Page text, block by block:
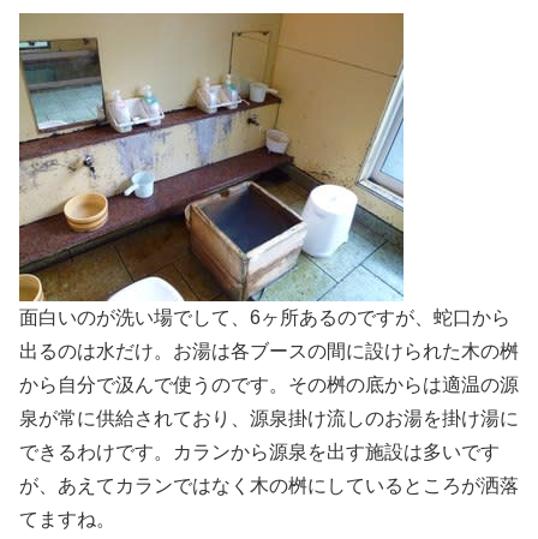
面白いのが洗い場でして、6ヶ所あるのですが、蛇口から
出るのは水だけ。お湯は各ブースの間に設けられた木の桝
から自分で汲んで使うのです。その桝の底からは適温の源
泉が常に供給されており、源泉掛け流しのお湯を掛け湯に
できるわけです。カランから源泉を出す施設は多いです
が、あえてカランではなく木の桝にしているところが洒落
てますね。